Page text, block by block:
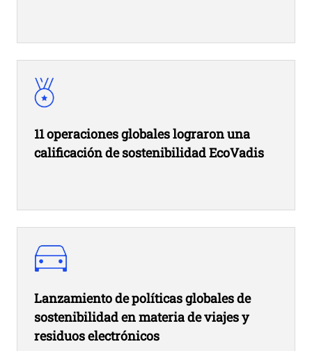
11 operaciones globales lograron una
calificación de sostenibilidad EcoVadis
Lanzamiento de políticas globales de
sostenibilidad en materia de viajes y
residuos electrónicos